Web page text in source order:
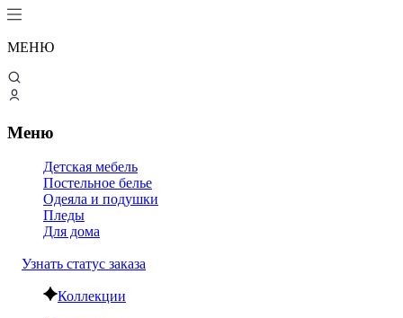
МЕНЮ
Меню
Детская мебель
Постельное белье
Одеяла и подушки
Пледы
Для дома
Узнать статус заказа
Коллекции